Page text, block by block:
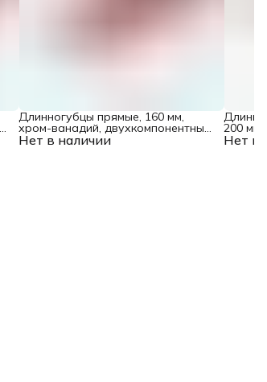
Нет в наличии
Длинногубцы прямые, 160 мм,
хром-ванадий, двухкомпонентные
рукоятки Matrix Нет в
200 мм,